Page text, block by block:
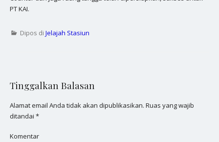
PT KAI.
Dipos di Jelajah Stasiun
Tinggalkan Balasan
Alamat email Anda tidak akan dipublikasikan. Ruas yang wajib
ditandai *
Komentar